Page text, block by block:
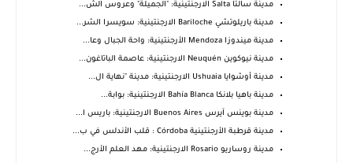
مدينة سالتا Salta الارجنتينية: "الجميلة" وعروس الش...
مدينة باريلوتشي Bariloche الارجنتينية: سويسرا الشر...
مدينة ميندوزا Mendoza الأرجنتينية: واحة الجبال وعا...
مدينة نيوكوين Neuquén الارجنتينية: عاصمة الباتاغون...
مدينة أوشوايا Ushuaia الارجنتينية: مدينة "نهاية ال...
مدينة باهيا بلانكا Bahía Blanca الارجنتينية: بوابة...
مدينة بوينس آيرس Buenos Aires الارجنتينية: باريس ا...
مدينة قرطبة الأرجنتينية Córdoba : قلب الأندلس في ب...
مدينة روساريو Rosario الارجنتينية: مهد العلم الأرج...